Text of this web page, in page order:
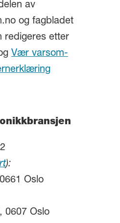
av
og fagbladet
redigeres etter
Vær varsom-
):
Oslo
0607 Oslo